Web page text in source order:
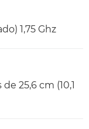
1,75 Ghz
25,6 cm (10,1